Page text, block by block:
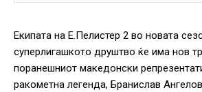
Екипата на Е.Пелистер 2 во новата
суперлигашкото друштво ќе има нов
поранешниот македонски
ракометна легенда, Бранислав